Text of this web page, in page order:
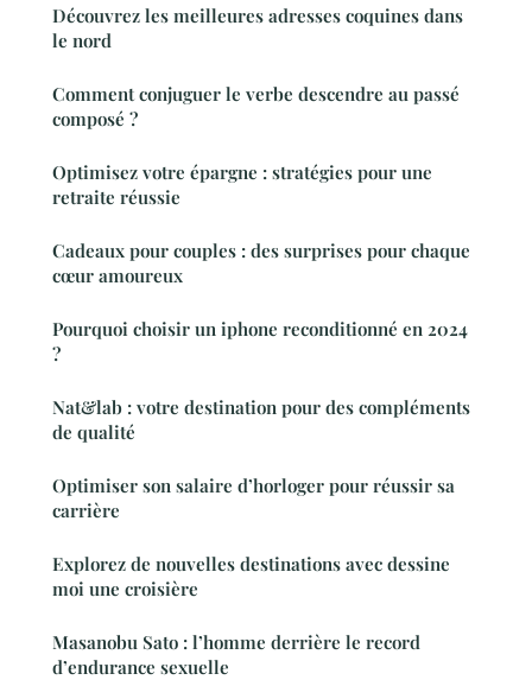
Découvrez les meilleures adresses coquines dans
le nord
Comment conjuguer le verbe descendre au passé
composé ?
Optimisez votre épargne : stratégies pour une
retraite réussie
Cadeaux pour couples : des surprises pour chaque
cœur amoureux
Pourquoi choisir un iphone reconditionné en 2024
?
Nat&lab : votre destination pour des compléments
de qualité
Optimiser son salaire d’horloger pour réussir sa
carrière
Explorez de nouvelles destinations avec dessine
moi une croisière
Masanobu Sato : l’homme derrière le record
d’endurance sexuelle